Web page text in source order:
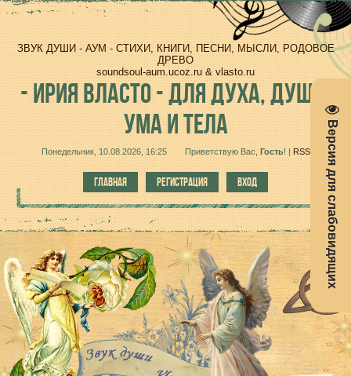
Версия для слабовидящих
ЗВУК ДУШИ - АУМ - СТИХИ, КНИГИ, ПЕСНИ, МЫСЛИ, РОДОВОЕ
ДРЕВО
soundsoul-aum.ucoz.ru & vlasto.ru
-ИРИЯ ВЛАСТО - ДЛЯ ДУХА, ДУШИ,
УМА И ТЕЛА
Понедельник, 10.08.2026, 16:25 Приветствую Вас Гость!| RSS
ГЛАВНАЯ РЕГИСТРАЦИЯ ВХОД